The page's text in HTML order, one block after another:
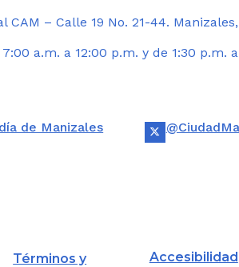
– Calle 19 No. 21-44.
a.m. a 12:00 p.m. y de 1:30 p.m.
de Manizales
Términos y
Accesibilidad